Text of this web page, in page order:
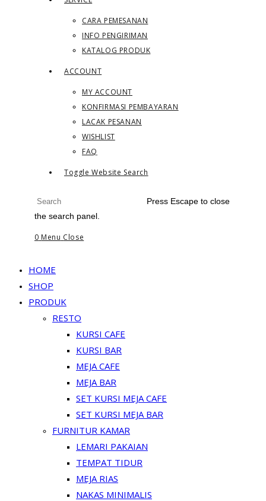
CARA PEMESANAN
INFO PENGIRIMAN
KATALOG PRODUK
ACCOUNT
MY ACCOUNT
KONFIRMASI PEMBAYARAN
LACAK PESANAN
WISHLIST
FAQ
Toggle Website Search
Press Escape to close
the search panel.
0 Menu Close
HOME
SHOP
PRODUK
RESTO
KURSI CAFE
KURSI BAR
MEJA CAFE
MEJA BAR
SET KURSI MEJA CAFE
SET KURSI MEJA BAR
FURNITUR KAMAR
LEMARI PAKAIAN
TEMPAT TIDUR
MEJA RIAS
NAKAS MINIMALIS